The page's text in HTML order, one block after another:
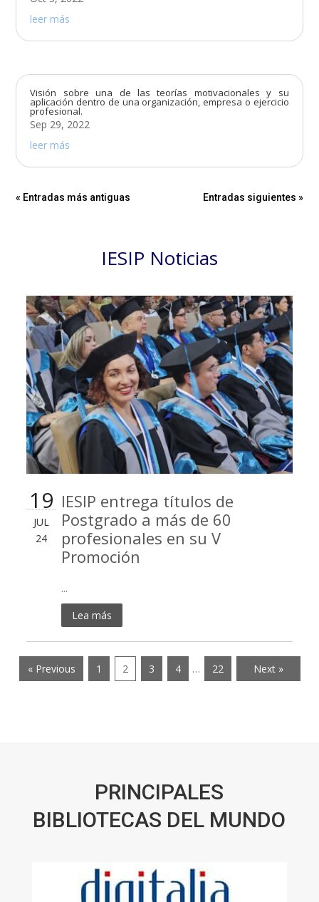
leer más
Visión sobre una de las teorías motivacionales y su
aplicación dentro de una organización, empresa o ejercicio
profesional.
Sep 29, 2022
leer más
« Entradas más antiguas Entradas siguientes »
IESIP Noticias
19
JUL
24
IESIP entrega títulos de
Postgrado a más de 60
profesionales en su V
Promoción
...
Lea más
« Previous 1 2 3 4 … 22 Next »
PRINCIPALES
BIBLIOTECAS DEL MUNDO